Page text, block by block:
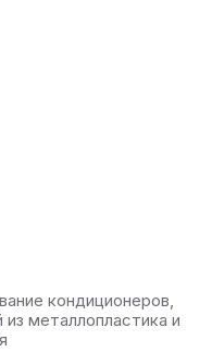
кондиционеров,
металлопластика и